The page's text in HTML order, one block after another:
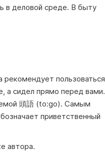
в деловой среде. В быту
рекомендует пользоваться
а сидел прямо перед вами.
頭語 (to:go). Самым
приветственный
автора.